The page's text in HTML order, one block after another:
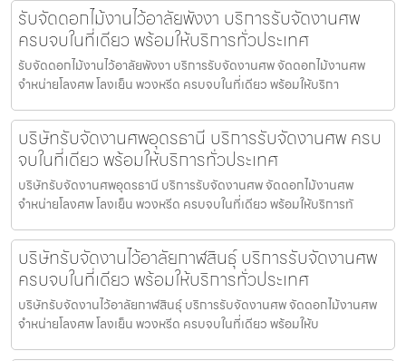
รับจัดดอกไม้งานไว้อาลัยพังงา บริการรับจัดงานศพ
ครบจบในที่เดียว พร้อมให้บริการทั่วประเทศ
รับจัดดอกไม้งานไว้อาลัยพังงา บริการรับจัดงานศพ จัดดอกไม้งานศพ
จำหน่ายโลงศพ โลงเย็น พวงหรีด ครบจบในที่เดียว พร้อมให้บริกา
บริษัทรับจัดงานศพอุดรธานี บริการรับจัดงานศพ ครบ
จบในที่เดียว พร้อมให้บริการทั่วประเทศ
บริษัทรับจัดงานศพอุดรธานี บริการรับจัดงานศพ จัดดอกไม้งานศพ
จำหน่ายโลงศพ โลงเย็น พวงหรีด ครบจบในที่เดียว พร้อมให้บริการทั
บริษัทรับจัดงานไว้อาลัยกาฬสินธุ์ บริการรับจัดงานศพ
ครบจบในที่เดียว พร้อมให้บริการทั่วประเทศ
บริษัทรับจัดงานไว้อาลัยกาฬสินธุ์ บริการรับจัดงานศพ จัดดอกไม้งานศพ
จำหน่ายโลงศพ โลงเย็น พวงหรีด ครบจบในที่เดียว พร้อมให้บ